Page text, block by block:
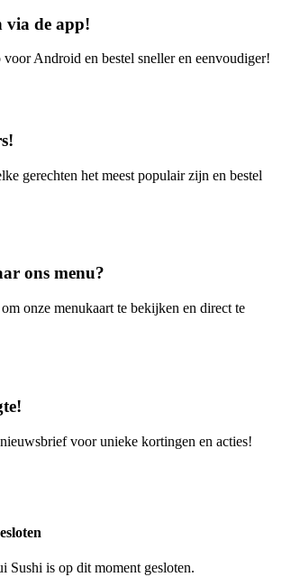
via de app!
Android en bestel sneller en eenvoudiger!
gerechten het meest populair zijn en bestel
ons menu?
onze menukaart te bekijken en direct te
voor unieke kortingen en acties!
Sushi is op dit moment gesloten.